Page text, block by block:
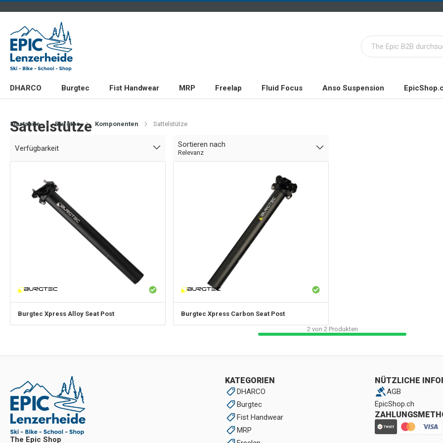
DHARCO Burgtec Fist Handwear MRP Freelap Fluid Focus Anso Suspension
Startseite Burgtec Komponenten Sattelstütze
Sattelstütze
Verfügbarkeit Sortieren nach
Relevanz
Burgtec Xpress Alloy Seat Post Burgtec Xpress Carbon Seat Post
2von 2Produkten
The Epic Shop
KATEGORIEN
DHARCO
Burgtec
Fist Handwear
MRP
NÜTZLICHE
AGB
EpicShop.ch